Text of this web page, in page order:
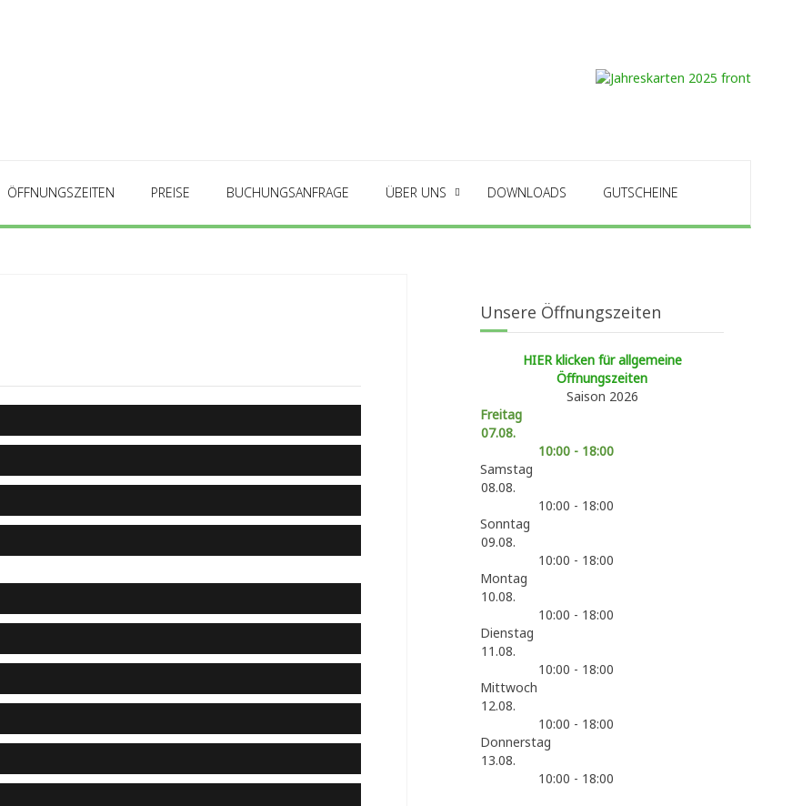
ÖFFNUNGSZEITEN PREISE BUCHUNGSANFRAGE ÜBER UNS DOWNLOADS GUTSCHEINE
Unsere Öffnungszeiten
HIER klicken für allgemeine
Öffnungszeiten
Saison 2026
Freitag
07.08.
10:00 - 18:00
Samstag
08.08.
10:00 - 18:00
Sonntag
09.08.
10:00 - 18:00
Montag
10.08.
10:00 - 18:00
Dienstag
11.08.
10:00 - 18:00
Mittwoch
12.08.
10:00 - 18:00
Donnerstag
13.08.
10:00 - 18:00